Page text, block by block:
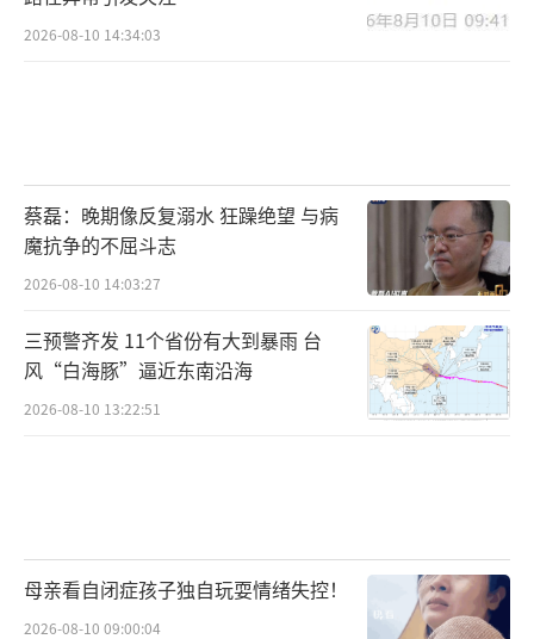
2026-08-10 14:34:03
蔡磊：晚期像反复溺水 狂躁绝望 与病
魔抗争的不屈斗志
2026-08-10 14:03:27
三预警齐发 11个省份有大到暴雨 台
风“白海豚”逼近东南沿海
2026-08-10 13:22:51
母亲看自闭症孩子独自玩耍情绪失控！
2026-08-10 09:00:04